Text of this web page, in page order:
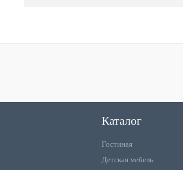
Каталог
Гостиная
Детская мебель